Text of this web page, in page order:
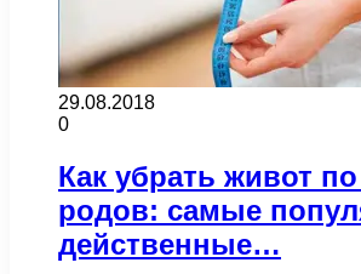
29.08.2018
0
Как убрать живот
родов: самые
действенные…